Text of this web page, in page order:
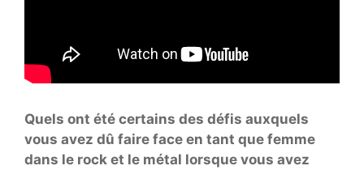
Quels ont été certains des défis auxquels
vous avez dû faire face en tant que femme
dans le rock et le métal lorsque vous avez